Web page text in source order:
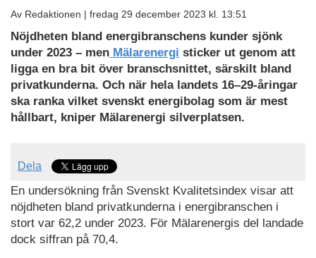
Av Redaktionen | fredag 29 december 2023 kl. 13:51
Nöjdheten bland energibranschens kunder sjönk
under 2023 – men Mälarenergi sticker ut genom att
ligga en bra bit över branschsnittet, särskilt bland
privatkunderna. Och när hela landets 16–29-åringar
ska ranka vilket svenskt energibolag som är mest
hållbart, kniper Mälarenergi silverplatsen.
Dela
En undersökning från Svenskt Kvalitetsindex visar att
nöjdheten bland privatkunderna i energibranschen i
stort var 62,2 under 2023. För Mälarenergis del landade
dock siffran på 70,4.